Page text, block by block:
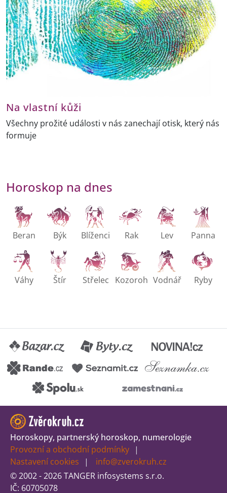
Na vlastní kůži
Všechny prožité události v nás zanechají otisk, který nás
formuje
Horoskop na dnes
Beran Býk Blíženci Rak Lev Panna
Váhy Štír Střelec Kozoroh Vodnář Ryby
Horoskopy, partnerský horoskop, numerologie
Provozní a obchodní podmínky
Nastavení cookies
info@zverokruh.cz
© 2002 - 2026 TANGER infosystems s.r.o.
IČ: 60705078